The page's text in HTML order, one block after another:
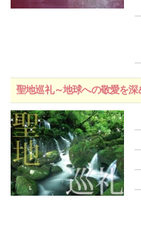
聖地巡礼～地球への敬愛を深